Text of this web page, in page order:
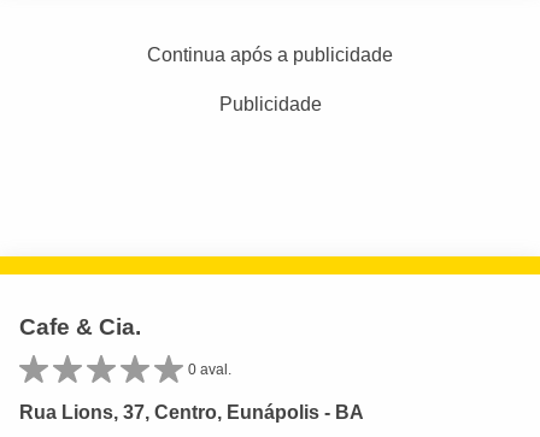
Continua após a publicidade
Publicidade
Cafe & Cia.
0 aval.
Rua Lions, 37, Centro, Eunápolis - BA